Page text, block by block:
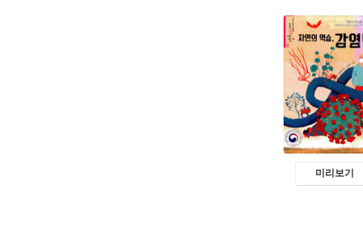
미리보기